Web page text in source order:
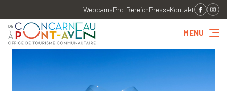
WebcamsPro-BereichPresseKontakt
MENU